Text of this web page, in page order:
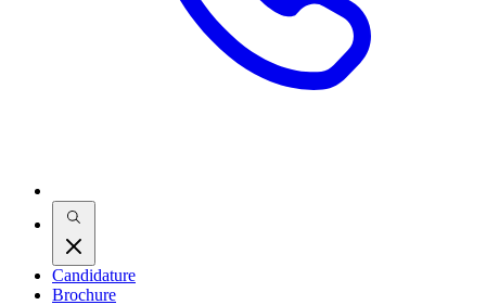
Candidature
Brochure